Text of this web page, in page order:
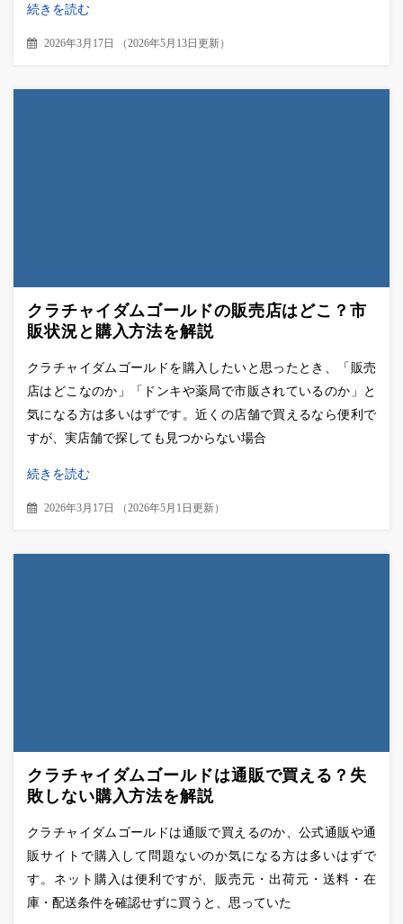
続きを読む
2026年3月17日 （2026年5月13日更新）
クラチャイダムゴールドの販売店はどこ？市
販状況と購入方法を解説
クラチャイダムゴールドを購入したいと思ったとき、「販売
店はどこなのか」「ドンキや薬局で市販されているのか」と
気になる方は多いはずです。近くの店舗で買えるなら便利で
すが、実店舗で探しても見つからない場合
続きを読む
2026年3月17日 （2026年5月1日更新）
クラチャイダムゴールドは通販で買える？失
敗しない購入方法を解説
クラチャイダムゴールドは通販で買えるのか、公式通販や通
販サイトで購入して問題ないのか気になる方は多いはずで
す。ネット購入は便利ですが、販売元・出荷元・送料・在
庫・配送条件を確認せずに買うと、思っていた